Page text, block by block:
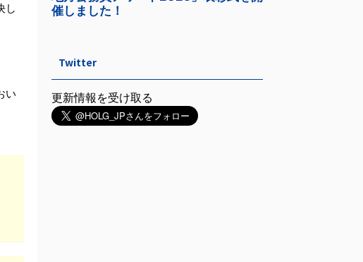
し
い
Twitter
更新情報を受け取る